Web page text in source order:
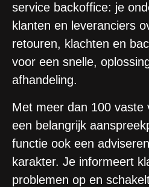
service backoffice: je
klanten en leveranciers
retouren, klachten en
voor een snelle,
afhandeling.
Met meer dan 100 vaste
een belangrijk
functie ook een
karakter. Je informeert
problemen op en